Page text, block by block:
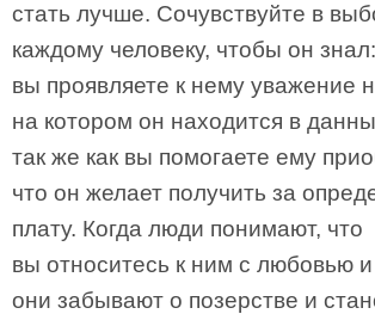
стать лучше. Сочувствуйте в
каждому человеку, чтобы он знал:
вы проявляете к нему уважение
на котором он находится в
так же как вы помогаете ему
что он желает получить за
плату. Когда люди понимают, что
вы относитесь к ним с любовью
они забывают о позерстве и